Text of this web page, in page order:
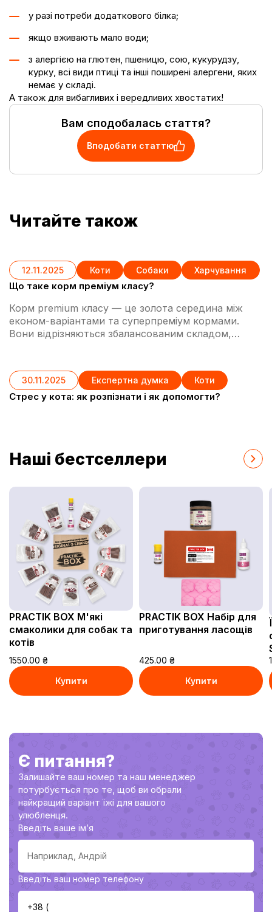
у разі потреби додаткового білка;
якщо вживають мало води;
з алергією на глютен, пшеницю, сою, кукурудзу,
курку, всі види птиці та інші поширені алергени, яких
немає у складі.
А також для вибагливих і вередливих хвостатих!
Вам сподобалась стаття?
Вподобати статтю
Читайте також
12.11.2025 Коти Собаки Харчування
Що таке корм преміум класу?
Корм premium класу — це золота середина між
економ-варіантами та суперпреміум кормами.
Вони відрізняються збалансованим складом,
улюбленців з урахуванням їхніх потреб, легко
засвоюються та забезпечують організм хвостиків
всіма необхідними поживними речовинами для
30.11.2025 Експертна думка Коти
Cтрес у кота: як розпізнати і як допомогти?
Наші бестселлери
PRACTIK BOX М'які
смаколики для собак та
котів
1550.00 ₴
Купити
PRACTIK BOX Набір для
приготування ласощів
425.00 ₴
Купити
Є питання?
Залишайте ваш номер та наш менеджер
потурбується про те, щоб ви обрали
найкращий варіант їжі для вашого
улюбленця.
Введіть ваше імʼя
Введіть ваш номер телефону